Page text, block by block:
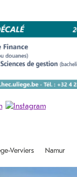
Verviers Namur